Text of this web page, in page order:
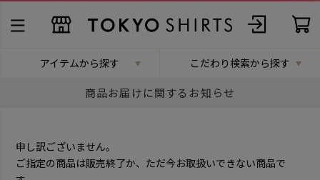
アイテムから探す こだわり検索から探す
商品お届けに関するお知らせ
申し訳ございません。
ご指定の商品は販売終了か、ただ今お取扱いできない商品で